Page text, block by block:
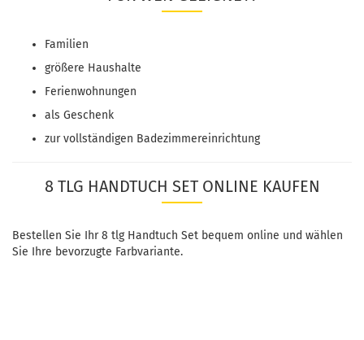
Familien
größere Haushalte
Ferienwohnungen
als Geschenk
zur vollständigen Badezimmereinrichtung
8 TLG HANDTUCH SET ONLINE KAUFEN
Bestellen Sie Ihr 8 tlg Handtuch Set bequem online und wählen
Sie Ihre bevorzugte Farbvariante.